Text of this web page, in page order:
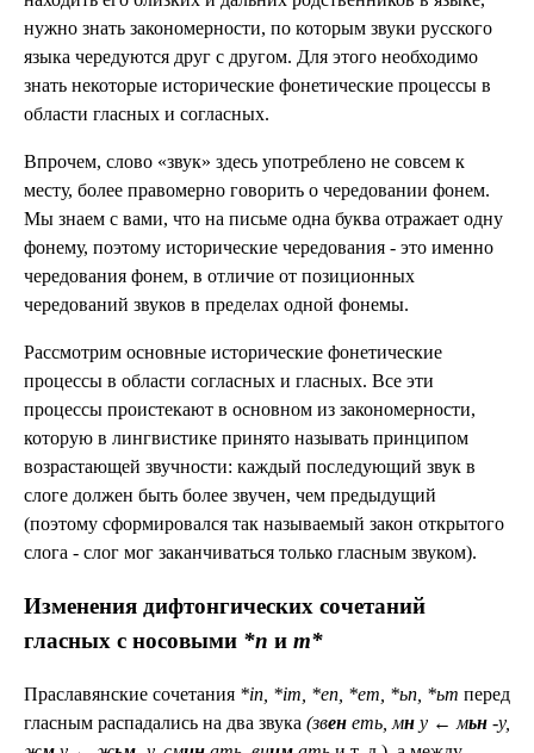
нужно знать закономерности, по которым звуки русского
языка чередуются друг с другом. Для этого необходимо
знать некоторые исторические фонетические процессы в
области гласных и согласных.
Впрочем, слово «звук» здесь употреблено не совсем к
месту, более правомерно говорить о чередовании фонем.
Мы знаем с вами, что на письме одна буква отражает одну
фонему, поэтому исторические чередования - это именно
чередования фонем, в отличие от позиционных
чередований звуков в пределах одной фонемы.
Рассмотрим основные исторические фонетические
процессы в области согласных и гласных. Все эти
процессы проистекают в основном из закономерности,
которую в лингвистике принято называть принципом
возрастающей звучности: каждый последующий звук в
слоге должен быть более звучен, чем предыдущий
(поэтому сформировался так называемый закон открытого
слога - слог мог заканчиваться только гласным звуком).
Изменения дифтонгических сочетаний
гласных с носовыми *n и m*
Праславянские сочетания *in, *im, *en, *em, *ьn, *ьm перед
гласным распадались на два звука (звен еть, мн у ← мьн -у,